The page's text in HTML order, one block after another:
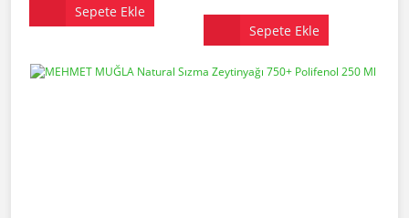
Sepete Ekle
Sepete Ekle